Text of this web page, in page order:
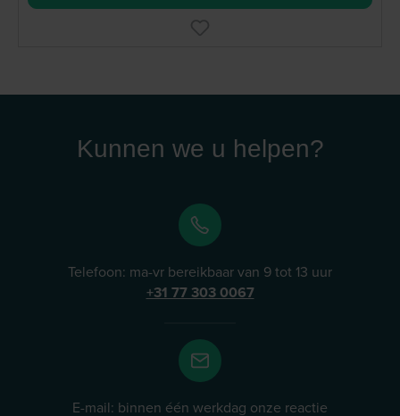
Kunnen we u helpen?
Telefoon: ma-vr bereikbaar van 9 tot 13 uur
+31 77 303 0067
E-mail: binnen één werkdag onze reactie